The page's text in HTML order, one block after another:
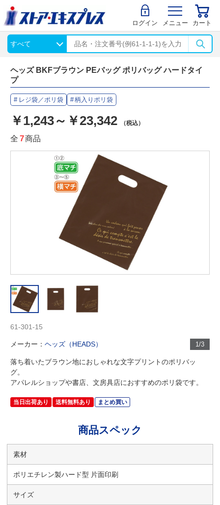
ログイン メニュー カート
ヘッズ BKFブラウン PEバッグ ポリバッグ ハードタイ
プ
レジ袋／ポリ袋 柄入りポリ袋
￥1,243～￥23,342 （税込）
全 7商品
1/3
61-301-15
メーカー：ヘッズ（HEADS）
落ち着いたブラウン地におしゃれな文字プリントのポリバッ
グ。
アパレルショップや書店、文房具店におすすめのポリ袋です。
当日出荷あり 送料無料あり まとめ買い
商品スペック
素材
ポリエチレン製ハード型 片面印刷
サイズ